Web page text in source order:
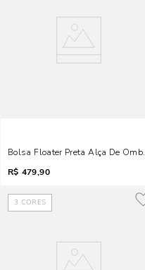
Bolsa Floater Preta Alça De
R$ 479,90
3 CORES